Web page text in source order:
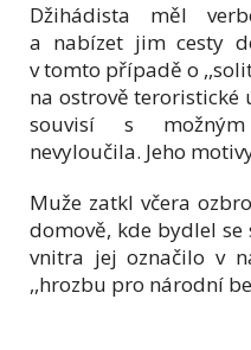
Džihádista měl
a nabízet jim cesty
v tomto případě o
na ostrově teroristické
souvisí s
nevyloučila. Jeho
Muže zatkl včera
domově, kde bydlel
vnitra jej označilo v
,,hrozbu pro národní